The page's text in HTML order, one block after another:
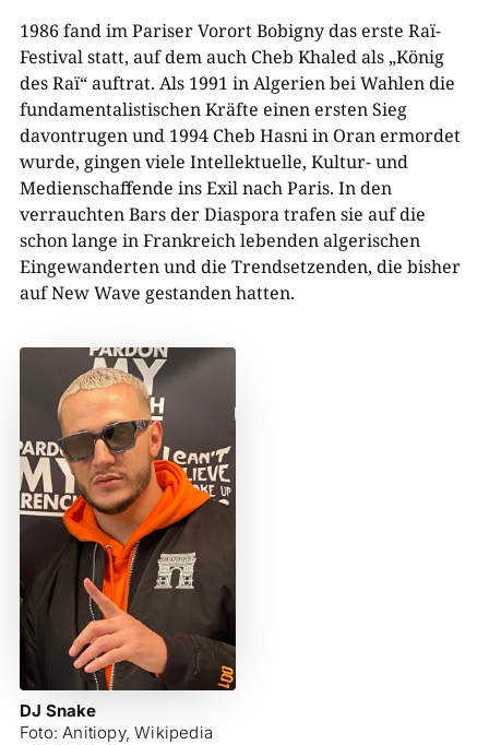
1986 fand im Pariser Vorort Bobigny das erste Raï-
Festival statt, auf dem auch Cheb Khaled als „König
des Raï“ auftrat. Als 1991 in Algerien bei Wahlen die
fundamentalistischen Kräfte einen ersten Sieg
davontrugen und 1994 Cheb Hasni in Oran ermordet
wurde, gingen viele Intellektuelle, Kultur- und
Medienschaffende ins Exil nach Paris. In den
verrauchten Bars der Diaspora trafen sie auf die
schon lange in Frankreich lebenden algerischen
Eingewanderten und die Trendsetzenden, die bisher
auf New Wave gestanden hatten.
DJ Snake
Foto: Anitiopy, Wikipedia